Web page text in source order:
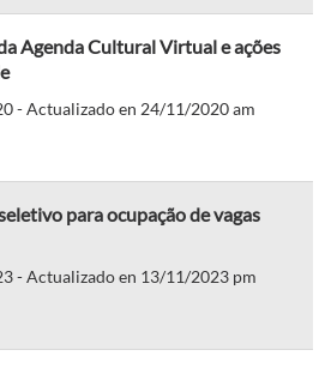
Agenda Cultural Virtual e ações
- Actualizado en 24/11/2020 am
para ocupação de vagas
- Actualizado en 13/11/2023 pm